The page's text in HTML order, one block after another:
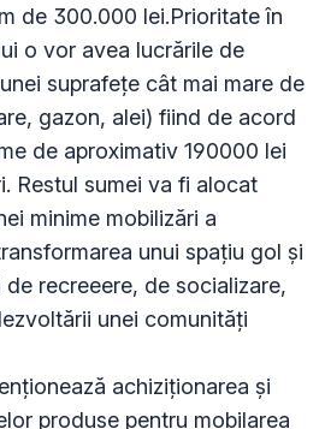
de 300.000 lei.Prioritate în
o vor avea lucrările de
suprafețe cât mai mare de
gazon, alei) fiind de acord
de aproximativ 190000 lei
Restul sumei va fi alocat
minime mobilizări a
unui spațiu gol și
recreeere, de socializare,
unei comunități
achiziționarea și
produse pentru mobilarea